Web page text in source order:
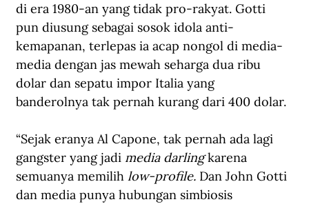
di era 1980-an yang tidak pro-rakyat. Gotti
pun diusung sebagai sosok idola anti-
kemapanan, terlepas ia acap nongol di media-
media dengan jas mewah seharga dua ribu
dolar dan sepatu impor Italia yang
banderolnya tak pernah kurang dari 400 dolar.
“Sejak eranya Al Capone, tak pernah ada lagi
gangster yang jadi media darling karena
semuanya memilih low-profile. Dan John Gotti
dan media punya hubungan simbiosis